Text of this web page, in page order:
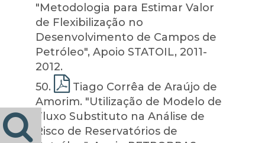
"Metodologia para Estimar Valor
de Flexibilização no
Desenvolvimento de Campos de
Petróleo", Apoio STATOIL, 2011-
2012.
50.
Tiago Corrêa de Araújo de
Amorim. "Utilização de Modelo de
Fluxo Substituto na Análise de
Risco de Reservatórios de